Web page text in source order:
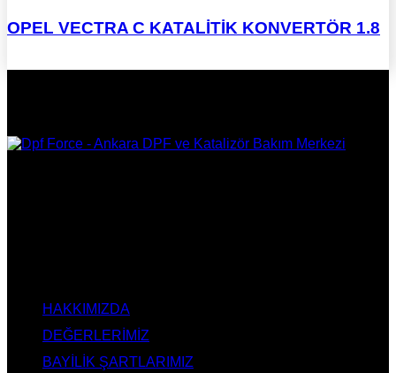
OPEL VECTRA C KATALİTİK KONVERTÖR 1.8
HAKKIMIZDA
DEĞERLERİMİZ
BAYİLİK ŞARTLARIMIZ